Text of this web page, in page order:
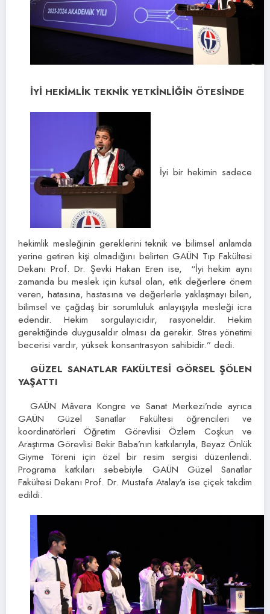
İYİ HEKİMLİK TEKNİK YETKİNLİĞİN ÖTESİNDE
İyi bir hekimin sadece
hekimlik mesleğinin gereklerini teknik ve bilimsel anlamda
yerine getiren kişi olmadığını belirten GAÜN Tıp Fakültesi
Dekanı Prof. Dr. Şevki Hakan Eren ise, “İyi hekim aynı
zamanda bu meslek için kutsal olan, etik değerlere önem
veren, hatasına, hastasına ve değerlerle yaklaşmayı bilen,
bilimsel ve çağdaş bir sorumluluk anlayışıyla mesleği icra
edendir. Hekim sorgulayıcıdır, rasyoneldir. Hekim
gerektiğinde duygusaldır olması da gerekir. Stres yönetimi
becerisi vardır, yüksek konsantrasyon sahibidir.” dedi.
GÜZEL SANATLAR FAKÜLTESİ GÖRSEL ŞÖLEN
YAŞATTI
GAÜN Mâvera Kongre ve Sanat Merkezi’nde ayrıca
GAÜN Güzel Sanatlar Fakültesi öğrencileri ve
koordinatörleri Öğretim Görevlisi Özlem Coşkun ve
Araştırma Görevlisi Bekir Baba’nın katkılarıyla, Beyaz Önlük
Giyme Töreni için özel bir resim sergisi düzenlendi.
Programa katkıları sebebiyle GAÜN Güzel Sanatlar
Fakültesi Dekanı Prof. Dr. Mustafa Atalay’a ise çiçek takdim
edildi.